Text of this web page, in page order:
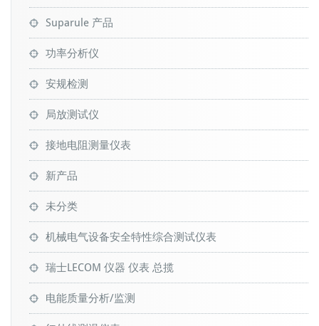
Suparule 产品
功率分析仪
安规检测
局放测试仪
接地电阻测量仪表
新产品
未分类
机械电气设备安全特性综合测试仪表
瑞士LECOM 仪器 仪表 总揽
电能质量分析/监测